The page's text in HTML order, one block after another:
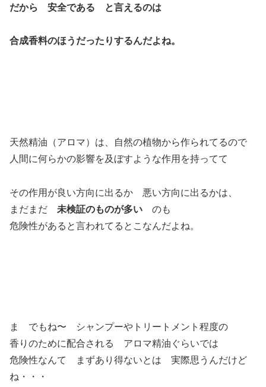
だから 安全である と言えるのは
合成香料のほうだったりするんだよね。
天然精油（アロマ）は、自然の植物から作られてるので
人間に何らかの影響を及ぼすような作用を持ってて
その作用が良い方向に出るか 悪い方向に出るかは、
まだまだ 未検証のものが多い のも
危険性があると言われてるとこなんだよね。
ま でもね〜 シャンプーやトリートメント程度の
香りのために配合される アロマ精油ぐらいでは
危険性なんて まずあり得ないとは 実際思うんだけど
ね・・・